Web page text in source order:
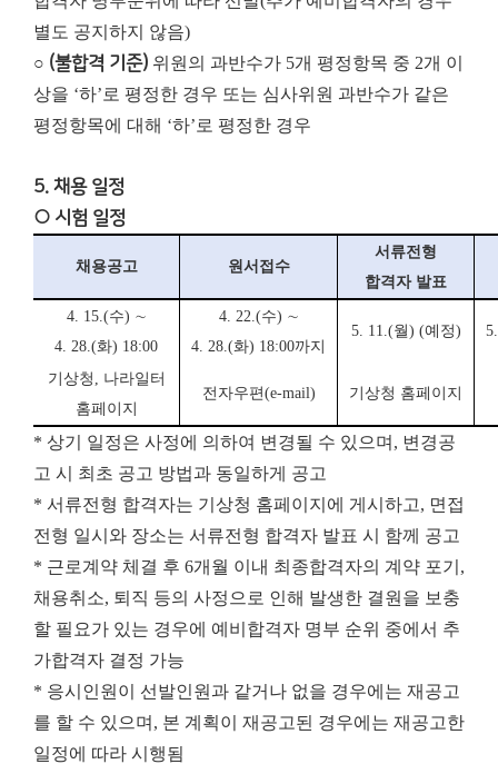
별도 공지하지 않음)
○ (불합격 기준) 위원의 과반수가 5개 평정항목 중 2개 이
상을 ‘하’로 평정한 경우 또는 심사위원 과반수가 같은
평정항목에 대해 ‘하’로 평정한 경우
5. 채용 일정
○ 시험 일정
채용공고 원서접수
서류전형
합격자 발표
4. 15.(수) ∼
4. 28.(화) 18:00
4. 22.(수) ∼
4. 28.(화) 18:00까지
5. 11.(월) (예정)
기상청 , 나라일터
홈페이지
전자우편(e-mail) 기상청 홈페이지
* 상기 일정은 사정에 의하여 변경될 수 있으며, 변경공
고 시 최초 공고 방법과 동일하게 공고
* 서류전형 합격자는 기상청 홈페이지에 게시하고, 면접
전형 일시와 장소는 서류전형 합격자 발표 시 함께 공고
* 근로계약 체결 후 6개월 이내 최종합격자의 계약 포기,
채용취소, 퇴직 등의 사정으로 인해 발생한 결원을 보충
할 필요가 있는 경우에 예비합격자 명부 순위 중에서 추
가합격자 결정 가능
* 응시인원이 선발인원과 같거나 없을 경우에는 재공고
를 할 수 있으며, 본 계획이 재공고된 경우에는 재공고한
일정에 따라 시행됨